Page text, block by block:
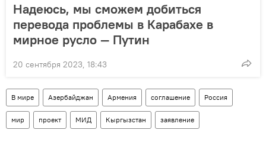
Надеюсь, мы сможем добиться
перевода проблемы в Карабахе в
мирное русло — Путин
20 сентября 2023, 18:43
В мире Азербайджан Армения соглашение Россия
мир проект МИД Кыргызстан заявление